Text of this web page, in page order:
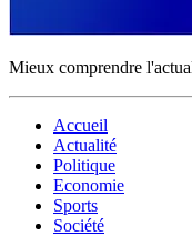
Mieux comprendre
Accueil
Actualité
Politique
Economie
Sports
Société